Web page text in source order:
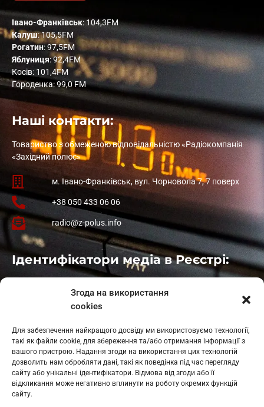
Згода на використання
cookies
Для забезпечення найкращого досвіду ми використовуємо технології,
такі як файли cookie, для збереження та/або отримання інформації з
вашого пристрою. Надання згоди на використання цих технологій
дозволить нам обробляти дані, такі як поведінка під час перегляду
сайту або унікальні ідентифікатори. Відмова від згоди або її
відкликання може негативно вплинути на роботу окремих функцій
сайту.
Івано-Франківськ: 104,3FM
Калуш: 105,5FM
Рогатин: 97,5FM
Яблуниця: 92,4FM
Косів: 101,4FM
Городенка: 99,0 FM
Наші контакти:
Товариство з обмеженою відповідальністю «Радіокомпанія
«Західний полюс»
м. Івано-Франківськ, вул. Чорновола 7, 7 поверх
+38 050 433 06 06
radio@z-polus.info
Ідентифікатори медіа в Реєстрі:
: L11-01410
: L11-01801
Косів: L11-01805
Гарасимів: L11-02274